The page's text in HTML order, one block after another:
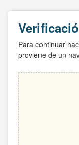
Para continuar
proviene de un